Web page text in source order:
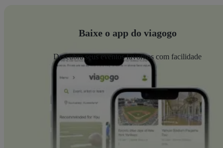
Baixe o app do viagogo
Descubra seus eventos favoritos com facilidade